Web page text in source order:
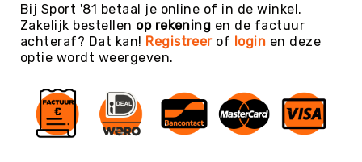
Oriëntatie
Padel
Pickleball
Poull
Ball
Bij Sport '81 betaal je online of in de winkel.
Zakelijk bestellen op rekening en de factuur
achteraf? Dat kan! Registreerof login en deze
optie wordt weergeven.